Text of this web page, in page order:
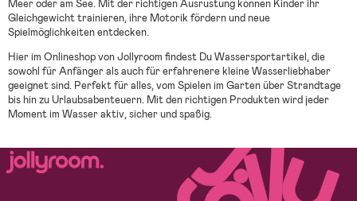
Meer oder am See. Mit der richtigen Ausrüstung können Kinder ihr
Gleichgewicht trainieren, ihre Motorik fördern und neue
Spielmöglichkeiten entdecken.
Hier im Onlineshop von Jollyroom findest Du Wassersportartikel, die
sowohl für Anfänger als auch für erfahrenere kleine Wasserliebhaber
geeignet sind. Perfekt für alles, vom Spielen im Garten über Strandtage
bis hin zu Urlaubsabenteuern. Mit den richtigen Produkten wird jeder
Moment im Wasser aktiv, sicher und spaßig.